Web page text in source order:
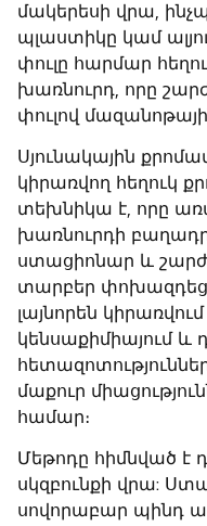
մակերեսի վրա,
պլաստիկը կամ
փուլը հարմար
խառնուրդ, որը
փուլով
Սյունակային
կիրառվող հեղուկ
տեխնիկա է, որը
խառնուրդի
ստացիոնար և
տարբեր
լայնորեն
կենսաքիմիայում
մաքուր
համար։
Մեթոդը հիմնված է
սկզբունքի վրա:
սովորաբար պինդ